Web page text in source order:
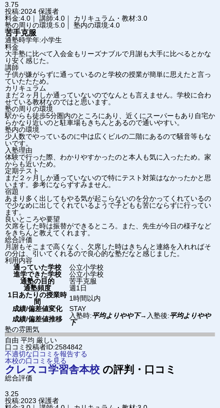
3.75
投稿:2024 保護者
料金:4.0｜ 講師:4.0｜ カリキュラム・教材:3.0
塾の周りの環境:5.0｜ 塾内の環境:4.0
苦手克服
通塾時学年:小学生
料金
大手塾に比べて入会金もリーズナブルで月謝も大手に比べるとかな
り安く感じた。
講師
子供が嫌がらずに通っているのと学校の授業が簡単に思えたと言っ
ていたたため。
カリキュラム
まだ２ヶ月しか通っていないのでなんとも言えません。学校に合わ
せている教材なのではと思います。
塾の周りの環境
駅からも徒歩5分圏内のところにあり、近くにスーパーもあり自宅か
らかなり近いのと駐車場もきちんとあるので通いやすい。
塾内の環境
少人数でやっているのに中は広くビルの二階にあるので騒音等もな
いです。
入塾理由
体験で行った際、わかりやすかったのと本人も気に入ったため。家
からも近いため。
定期テスト
まだ２ヶ月しか通っていないので特にテスト対策はなかったかと思
います。参考にならずすみません。
宿題
あまり多く出してもやる気が起こらないのを分かってくれているの
で少なめに出してくれているようで子どもも苦にならずに行ってい
ます。
良いところや要望
欠席をした時は振替ができるところ。また、先生が今日の様子など
をきちんと教えてくれます。
総合評価
月謝もそこまで高くなく、欠席した時はきちんと連絡を入れればそ
の分は、引いてくれるので良心的な塾だなと感じました。
利用内容
通っていた学校
公立小学校
進学できた学校
公立小学校
通塾の目的
苦手克服
通塾頻度
週1日
1日あたりの授業時
間
1時間以内
成績/偏差値変化
STAY
成績/偏差値推移
入塾時:平均よりやや下→ 入塾後:平均よりやや
下
塾の雰囲気
自由 平均 厳しい
口コミ投稿者ID:2584842
不適切な口コミを報告する
本校の口コミを見る
クレスコ学習舎本校 の評判・口コミ
総合評価
3.25
投稿:2023 保護者